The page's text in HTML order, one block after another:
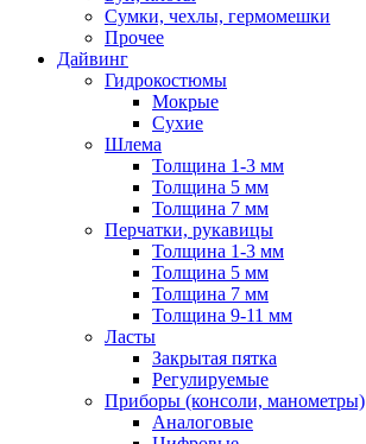
Сумки, чехлы, гермомешки
Прочее
Дайвинг
Гидрокостюмы
Мокрые
Сухие
Шлема
Толщина 1-3 мм
Толщина 5 мм
Толщина 7 мм
Перчатки, рукавицы
Толщина 1-3 мм
Толщина 5 мм
Толщина 7 мм
Толщина 9-11 мм
Ласты
Закрытая пятка
Регулируемые
Приборы (консоли, манометры)
Аналоговые